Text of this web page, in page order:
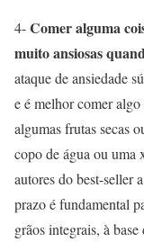
4-Comer alguma
muito ansiosas
ataque de ansiedade
e é melhor comer
algumas frutas secas
copo de água ou uma
autores do best-seller
prazo é fundamental
grãos integrais, à